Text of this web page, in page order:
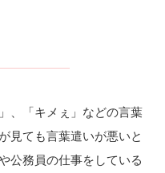
、「キメぇ」などの言葉
見ても言葉遣いが悪いと
公務員の仕事をしている